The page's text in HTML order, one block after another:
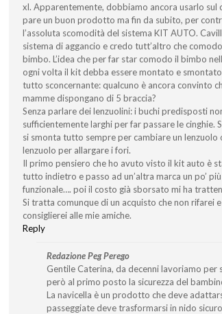
xl. Apparentemente, dobbiamo ancora usarlo sul
pare un buon prodotto ma fin da subito, per
l’assoluta scomodità del sistema KIT AUTO.
sistema di aggancio e credo tutt’altro che
bimbo. L’idea che per far star comodo il bimbo
ogni volta il kit debba essere montato e
tutto sconcernante: qualcuno è ancora convinto
mamme dispongano di 5 braccia?
Senza parlare dei lenzuolini: i buchi predisposti
sufficientemente larghi per far passare le cinghie.
si smonta tutto sempre per cambiare un lenzuolo
lenzuolo per allargare i fori.
Il primo pensiero che ho avuto visto il kit auto è
tutto indietro e passo ad un’altra marca un po’ più
funzionale…. poi il costo già sborsato mi ha
Si tratta comunque di un acquisto che non rifarei
consiglierei alle mie amiche.
Reply
Redazione Peg Perego
Gentile Caterina, da decenni lavoriamo
però al primo posto la sicurezza del
La navicella è un prodotto che deve
passeggiate deve trasformarsi in nido